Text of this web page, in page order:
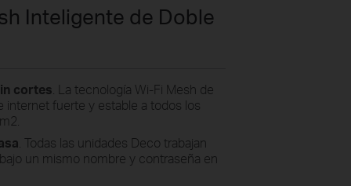
Inteligente de Doble
cortes . La tecnología Wi-Fi Mesh de
internet fuerte y estable a todos los
. Todas las unidades Deco trabajan
un mismo nombre y contraseña en